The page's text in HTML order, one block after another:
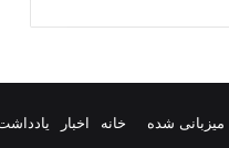
میزبانی شده خانه اخبار